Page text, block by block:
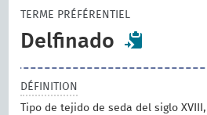
TERME PRÉFÉRENTIEL
Delfinado
DÉFINITION
Tipo de tejido de seda del siglo